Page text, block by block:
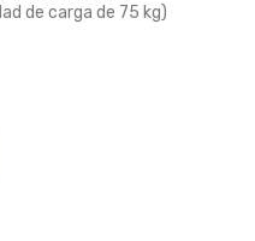
de carga de 75 kg)